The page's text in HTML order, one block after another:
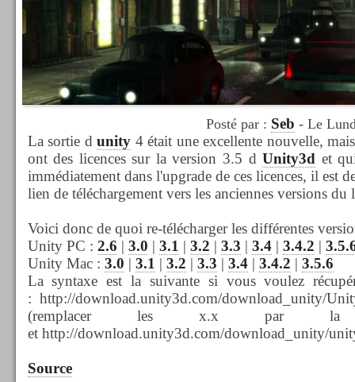
Posté par : Seb - Le
La sortie dunity 4 était une excellente nouvelle,
ont des licences sur la version 3.5 dUnity3d et
immédiatement dans l'upgrade de ces licences, il est
lien de téléchargement vers les anciennes versions du
Voici donc de quoi re-télécharger les différentes
Unity PC : 2.6 | 3.0 | 3.1 | 3.2 | 3.3 | 3.4| 3.4.2 |
Unity Mac : 3.0 | 3.1 | 3.2 | 3.3 | 3.4| 3.4.2 | 3.5.6
La syntaxe est la suivante si vous voulez
: http://download.unity3d.com/download_unity/
(remplacer les x.x par la
et http://download.unity3d.com/download_unity/
Source